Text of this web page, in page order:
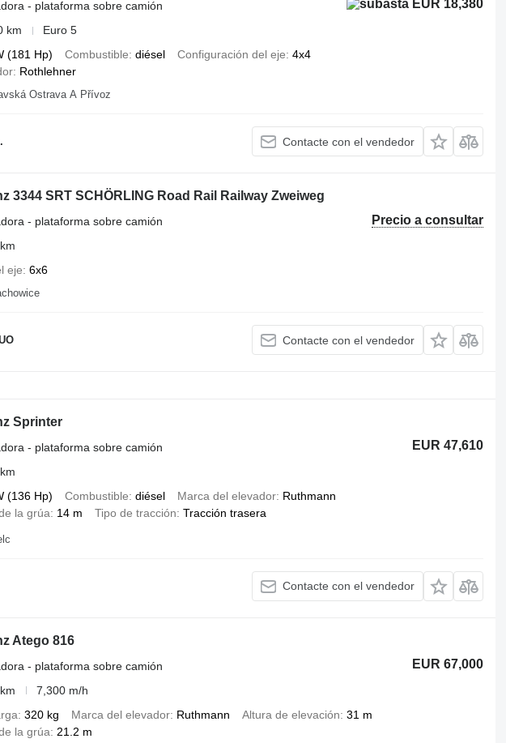
EUR 18,380
- plataforma sobre camión
km
Euro 5
(181 Hp) Combustible diésel Configuración del eje 4x4
Rothlehner
Ostrava A Přívoz
Contacte con el vendedor
3344 SRT SCHÖRLING Road Rail Railway Zweiweg
Precio a consultar
- plataforma sobre camión
eje 6x6
Contacte con el vendedor
Sprinter
EUR 47,610
- plataforma sobre camión
(136 Hp) Combustible diésel Marca del elevador Ruthmann
la grúa
14 m Tipo de tracción Tracción trasera
Contacte con el vendedor
Atego 816
EUR 67,000
- plataforma sobre camión
7,300 m/h
320 kg Marca del elevador Ruthmann Altura de elevación 31 m
la grúa
21.2 m